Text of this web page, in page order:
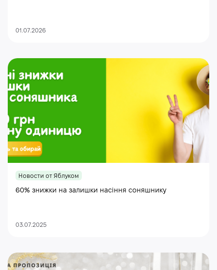
01.07.2026
Новости от Яблуком
60% знижки на залишки насіння соняшнику
03.07.2025